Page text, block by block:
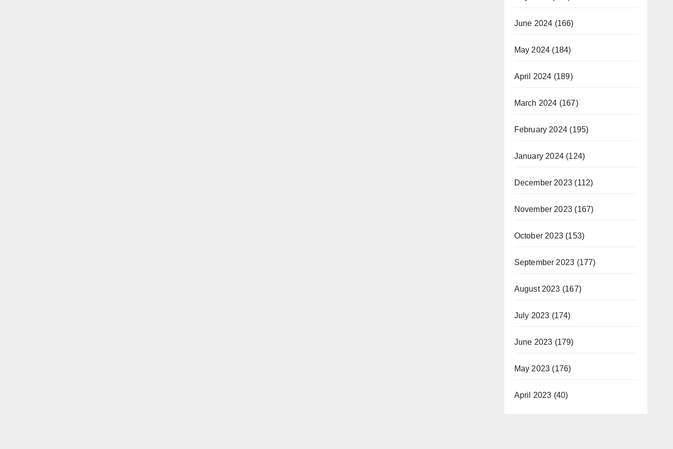
June 2024 (166)
May 2024 (184)
April 2024 (189)
March 2024 (167)
February 2024 (195)
January 2024(124)
December 2023 (112)
November 2023 (167)
October 2023(153)
September 2023 (177)
August 2023 (167)
July 2023 (174)
June 2023 (179)
May 2023 (176)
April 2023 (40)